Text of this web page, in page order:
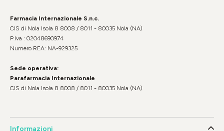
Farmacia Internazionale S.n.c.
CIS di Nola Isola 8 8008 / 8011 - 80035 Nola (NA)
P.Iva : 02048690974
Numero REA: NA-929325
Sede operativa:
Parafarmacia Internazionale
CIS di Nola Isola 8 8008 / 8011 - 80035 Nola (NA)
Informazioni